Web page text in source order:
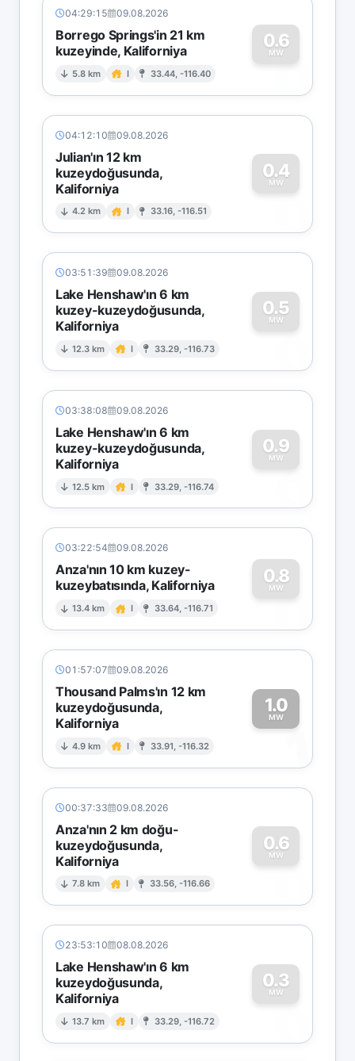
04:29:15 09.08.2026
Borrego Springs'in 21 km
kuzeyinde, Kaliforniya
5.8 km I 33.44, -116.40
0.6
MW
0
04:12:10 09.08.2026
Julian'ın 12 km
kuzeydoğusunda,
Kaliforniya
4.2 km I 33.16, -116.51
0.4
MW
0
03:51:39 09.08.2026
Lake Henshaw'ın 6 km
kuzey-kuzeydoğusunda,
Kaliforniya
12.3 km I 33.29, -116.73
0.5
MW
0
03:38:08 09.08.2026
Lake Henshaw'ın 6 km
kuzey-kuzeydoğusunda,
Kaliforniya
12.5 km I 33.29, -116.74
0.9
MW
0
03:22:54 09.08.2026
Anza'nın 10 km kuzey-
kuzeybatısında, Kaliforniya
13.4 km I 33.64, -116.71
0.8
MW
0
01:57:07 09.08.2026
Thousand Palms'ın 12 km
kuzeydoğusunda,
Kaliforniya
4.9 km I 33.91, -116.32
1.0
MW
1
00:37:33 09.08.2026
Anza'nın 2 km doğu-
kuzeydoğusunda,
Kaliforniya
7.8 km I 33.56, -116.66
0.6
MW
0
23:53:10 08.08.2026
Lake Henshaw'ın 6 km
kuzeydoğusunda,
Kaliforniya
13.7 km I 33.29, -116.72
0.3
MW
0